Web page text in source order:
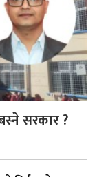
सरकार ?